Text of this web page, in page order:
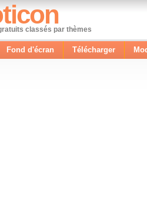
classés par thèmes
Fond d'écran Télécharger